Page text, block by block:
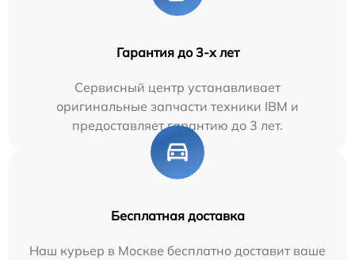
Гарантия до 3-х лет
Сервисный центр устанавливает
оригинальные запчасти техники IBM и
предоставляет гарантию до 3 лет.
Бесплатная доставка
Наш курьер в Москве бесплатно доставит ваше